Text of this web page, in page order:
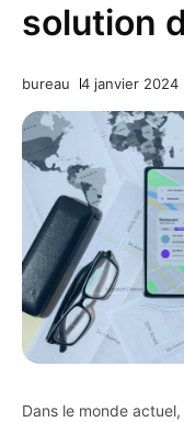
solution
bureau 4 janvier 2024
Dans le monde